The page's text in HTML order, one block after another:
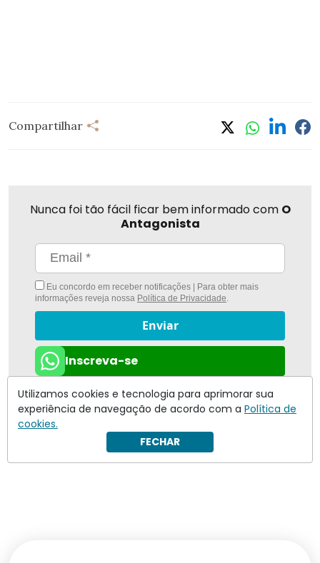
Compartilhar
Nunca foi tão fácil ficar bem informado com O
Antagonista
Eu concordo em receber notificações | Para obter mais
informações reveja nossa Política de Privacidade.
Enviar
Inscreva-se
Utilizamos cookies e tecnologia para aprimorar sua
experiência de navegação de acordo com a Política de
cookies.
FECHAR